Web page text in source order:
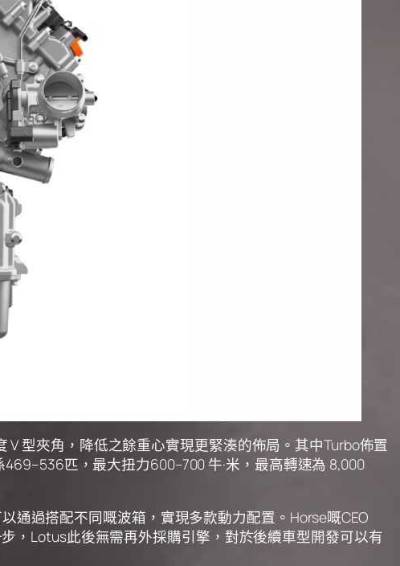
型夾角，降低之餘重心實現更緊湊的佈局。其中Turbo佈置
匹，最大扭力600–700 牛·米，最高轉速為 8,000
通過搭配不同嘅波箱，實現多款動力配置。Horse嘅CEO
，Lotus此後無需再外採購引擎，對於後續車型開發可以有